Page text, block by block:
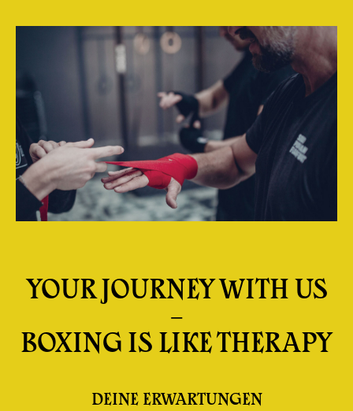
YOUR JOURNEY WITH US
–
BOXING IS LIKE THERAPY
DEINE ERWARTUNGEN